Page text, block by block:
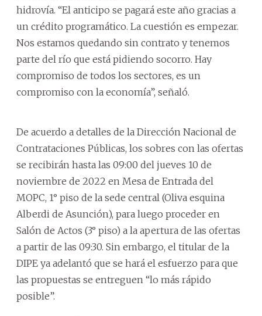
hidrovía. “El anticipo se pagará este año gracias a
un crédito programático. La cuestión es empezar.
Nos estamos quedando sin contrato y tenemos
parte del río que está pidiendo socorro. Hay
compromiso de todos los sectores, es un
compromiso con la economía”, señaló.
De acuerdo a detalles de la Dirección Nacional de
Contrataciones Públicas, los sobres con las ofertas
se recibirán hasta las 09:00 del jueves 10 de
noviembre de 2022 en Mesa de Entrada del
MOPC, 1° piso de la sede central (Oliva esquina
Alberdi de Asunción), para luego proceder en
Salón de Actos (3° piso) a la apertura de las ofertas
a partir de las 09:30. Sin embargo, el titular de la
DIPE ya adelantó que se hará el esfuerzo para que
las propuestas se entreguen “lo más rápido
posible”.